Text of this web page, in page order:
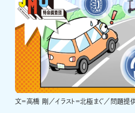
文＝高橋 剛／イラスト＝北極まぐ／問題提